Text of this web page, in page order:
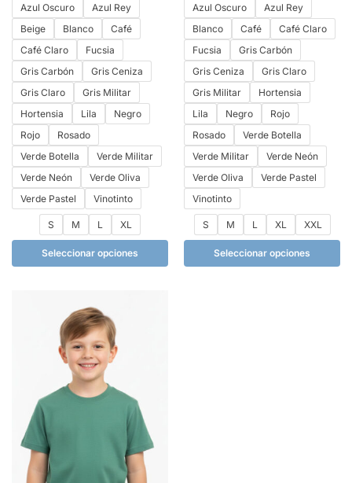
Azul Oscuro
Azul Rey
Beige
Blanco
Café
Café Claro
Fucsia
Gris Carbón
Gris Ceniza
Gris Claro
Gris Militar
Hortensia
Lila
Negro
Rojo
Rosado
Verde Botella
Verde Militar
Verde Neón
Verde Oliva
Verde Pastel
Vinotinto
S M L XL
Seleccionar opciones
Azul Oscuro
Azul Rey
Blanco
Café
Café Claro
Fucsia
Gris Carbón
Gris Ceniza
Gris Claro
Gris Militar
Hortensia
Lila
Negro
Rojo
Rosado
Verde Botella
Verde Militar
Verde Neón
Verde Oliva
Verde Pastel
Vinotinto
S M L XL XXL
Seleccionar opciones